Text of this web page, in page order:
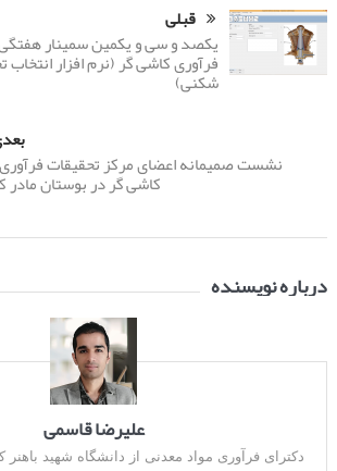
قبلی
یکصد و سی و یکمین سمینار
فرآوری کاشی گر (نرم افزار
شکنی)
نشست صمیمانه اعضای مرکز تحقیقات
کاشی گر در بوستان مادر
درباره نویسنده
علیرضا قاسمی
دکترای فرآوری مواد معدنی از دانشگاه شهید باهنر